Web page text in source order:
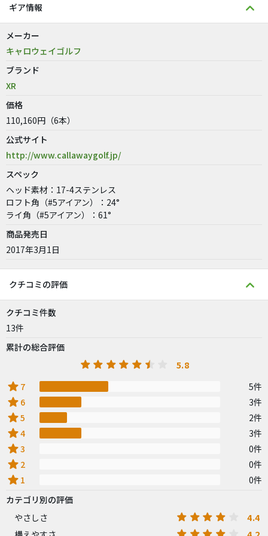
ギア情報
メーカー
キャロウェイゴルフ
ブランド
XR
価格
110,160円（6本）
公式サイト
http://www.callawaygolf.jp/
スペック
ヘッド素材：17-4ステンレス
ロフト角（#5アイアン）：24°
ライ角（#5アイアン）：61°
商品発売日
2017年3月1日
クチコミの評価
クチコミ件数
13件
累計の総合評価
5.8
star 7 5件
star 6 3件
star5 2件
star4 3件
star3 0件
star 2 0件
star 1
0件
カテゴリ別の評価
やさしさ
4.4